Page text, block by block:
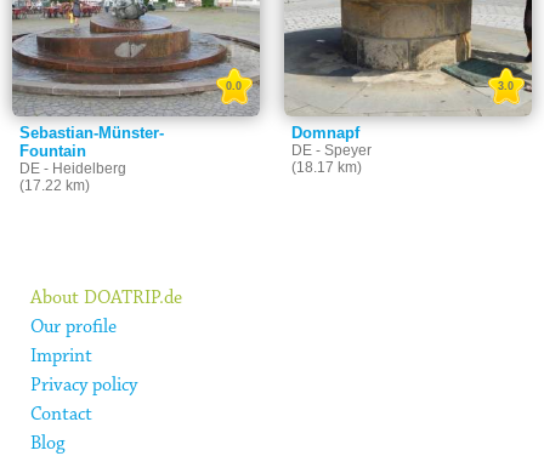
Sebastian-Münster-
Fountain
DE - Heidelberg
(17.22 km)
0.0
Domnapf
DE - Speyer
(18.17 km)
3.0
About DOATRIP.de
Our profile
Imprint
Privacy policy
Contact
Blog